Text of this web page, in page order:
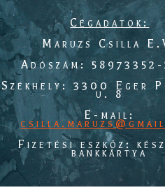
Cégadatok:
Maruzs Csilla
Adószám:
Székhely: 3300 Eger
u. 8
E-mail:
Fizetési eszköz:
bankkártya